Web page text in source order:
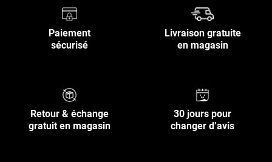
Paiement
sécurisé
Livraison gratuite
en magasin
Retour & échange
gratuit en magasin
30 jours pour
changer d’avis